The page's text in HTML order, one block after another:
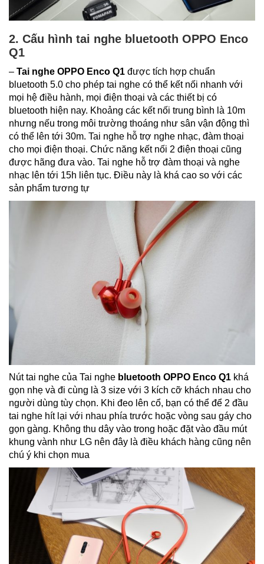
2. Cấu hình tai nghe bluetooth OPPO Enco
Q1
– Tai nghe OPPO Enco Q1 được tích hợp chuẩn
bluetooth 5.0 cho phép tai nghe có thể kết nối nhanh với
mọi hệ điều hành, mọi điện thoại và các thiết bị có
bluetooth hiện nay. Khoảng các kết nối trung bình là 10m
nhưng nếu trong môi trường thoáng như sân vận động thì
có thể lên tới 30m. Tai nghe hỗ trợ nghe nhạc, đàm thoại
cho mọi điện thoại. Chức năng kết nối 2 điện thoại cũng
được hãng đưa vào. Tai nghe hỗ trợ đàm thoại và nghe
nhạc lên tới 15h liên tục. Điều này là khá cao so với các
sản phẩm tương tự
Nút tai nghe của Tai nghe bluetooth OPPO Enco Q1 khá
gọn nhẹ và đi cùng là 3 size với 3 kích cỡ khách nhau cho
người dùng tùy chọn. Khi đeo lên cổ, bạn có thể để 2 đầu
tai nghe hít lại với nhau phía trước hoặc vòng sau gáy cho
gọn gàng. Không thu dây vào trong hoặc đặt vào đầu mút
khung vành như LG nên đây là điều khách hàng cũng nên
chú ý khi chọn mua